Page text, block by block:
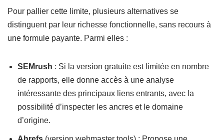
Pour pallier cette limite, plusieurs alternatives se
distinguent par leur richesse fonctionnelle, sans recours à
une formule payante. Parmi elles :
SEMrush : Si la version gratuite est limitée en nombre
de rapports, elle donne accès à une analyse
intéressante des principaux liens entrants, avec la
possibilité d’inspecter les ancres et le domaine
d’origine.